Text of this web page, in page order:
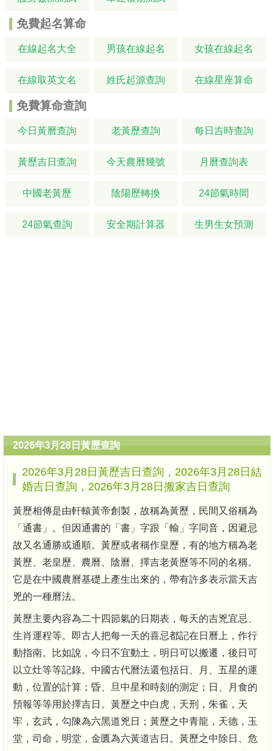
免費起名算命
在線起名大全 男孩在線起名 女孩在線起名
在線取英文名 姓氏起源查詢 在線星座算命
免費算命查詢
今日黃曆查詢 老黃歷查詢 每日吉時查詢
黃歷吉日查詢 今天農曆幾號 月曆查詢表
中國老黃歷 陰陽歷轉換 24節氣時間
24節氣查詢 安全期計算器 生男生女預測
2026年3月28日黃歷查詢
2026年3月28日黃歷吉日查詢，2026年3月28日結
婚吉日查詢，2026年3月28日搬家吉日查詢
黃歷相傳是由軒轅黃帝創製，故稱為黃歷，民間又俗稱為
「通書」。但因通書的「書」字跟「輸」字同音，因避忌
故又名通勝或通順。黃歷或者稱作皇歷，有的地方稱為老
黃歷、老皇歷、農曆、陰曆、擇吉老黃歷等不同的名稱。
它是在中國農曆基礎上產生出來的，帶有許多表示當天吉
兇的一種曆法。
黃歷主要內容為二十四節氣的日期表，每天的吉兇宜忌、
生肖運程等。即古人把每一天的喜忌都記在日曆上，作行
動指南。比如說，今日不宜動土，明日可以搬遷，後日可
以立灶等等記錄。中國古代曆法還包括日、月、五星的運
動，位置的計算；昏、旦中星和時刻的測定；日、月食的
預報等等用於擇吉日。黃歷之中白虎，天刑，朱雀，天
牢，玄武，勾陳為六黑道兇日；黃歷之中青龍，天德，玉
堂，司命，明堂，金匱為六黃道吉日。黃歷之中除日、危